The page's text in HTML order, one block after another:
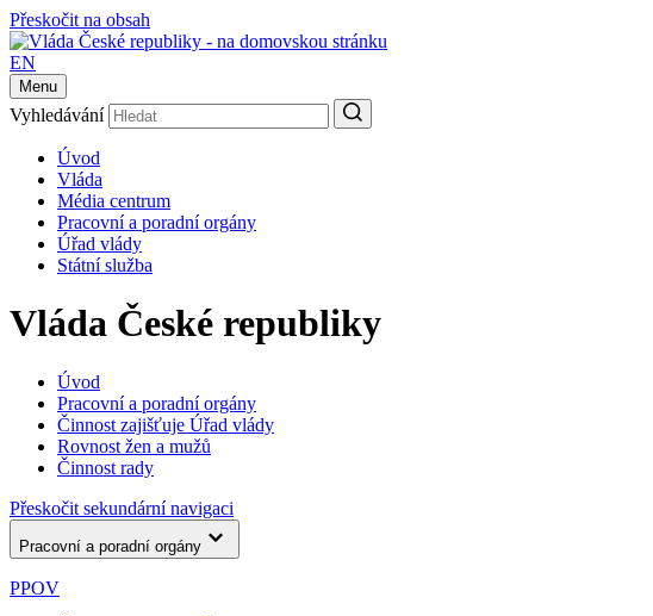
Přeskočit na obsah
EN
Menu
Vyhledávání
Úvod
Vláda
Média centrum
Pracovní a poradní orgány
Úřad vlády
Státní služba
Vláda České republiky
Úvod
Pracovní a poradní orgány
Činnost zajišťuje Úřad vlády
Rovnost žen a mužů
Činnost rady
Přeskočit sekundární navigaci
Pracovní a poradní orgány
PPOV